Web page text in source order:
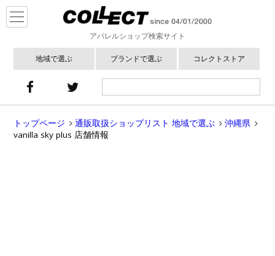
アパレルショップ検索サイト
地域で選ぶ ブランドで選ぶ コレクトストア
トップページ 通販取扱ショップリスト 地域で選ぶ
沖縄県
vanilla sky plus 店舗情報